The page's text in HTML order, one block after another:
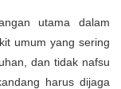
utama dalam
umum yang sering
dan tidak nafsu
harus dijaga